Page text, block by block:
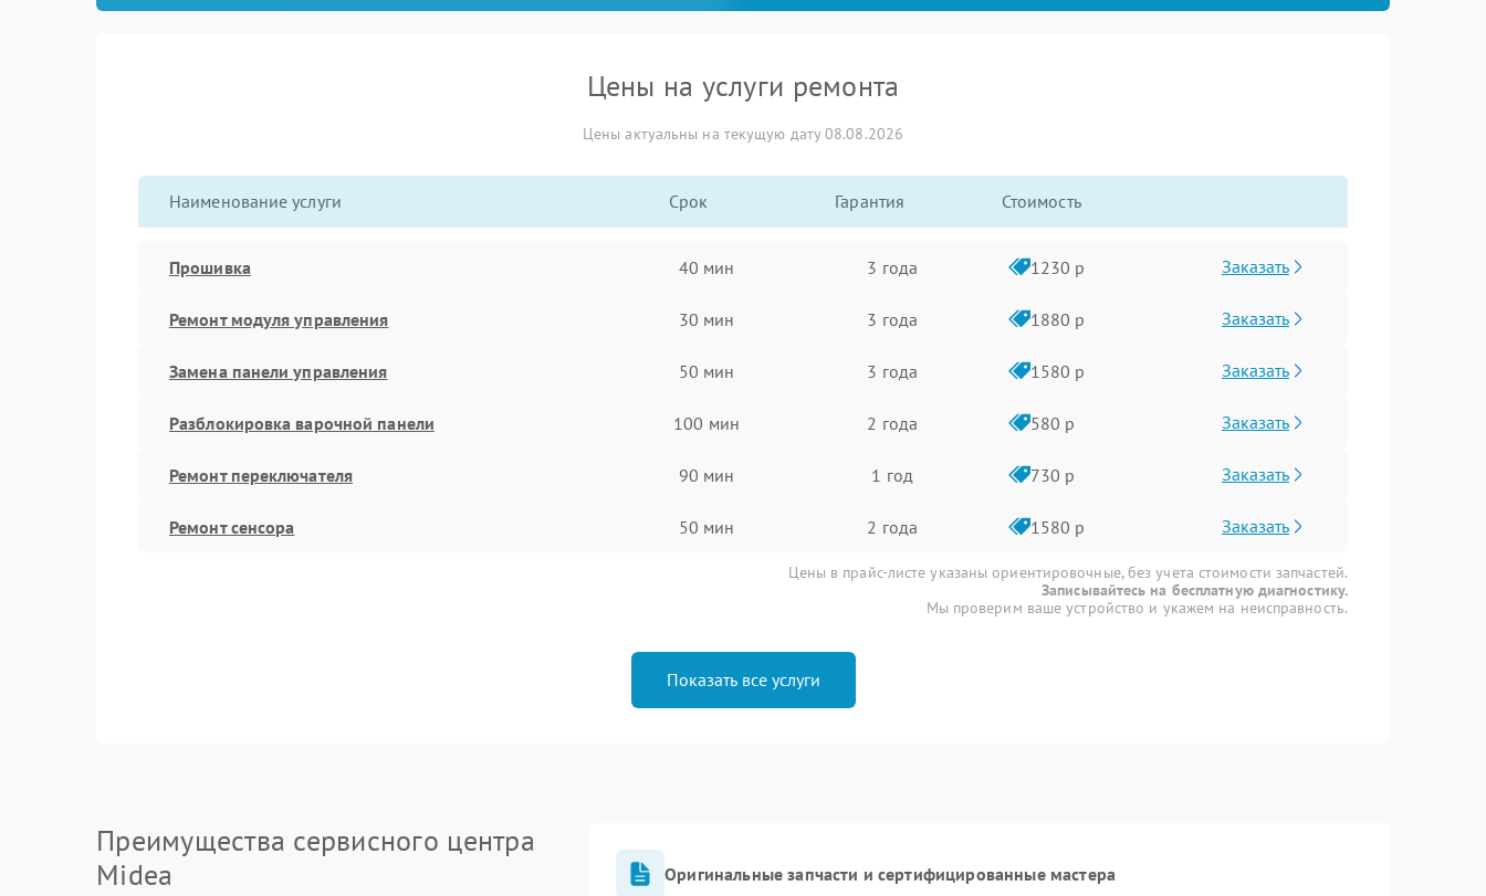
Цены на услуги ремонта
Цены актуальны на текущую дату 08.08.2026
Наименование услуги Срок Гарантия Стоимость
Прошивка 40 мин 3 года 1230 р Заказать
Ремонт модуля управления 30 мин 3 года 1880 р Заказать
Замена панели управления 50 мин 3 года 1580 р Заказать
Разблокировка варочной панели 100 мин 2 года 580 р Заказать
Ремонт переключателя 90 мин 1 год 730 р Заказать
Ремонт сенсора 50 мин 2 года 1580 р Заказать
Цены в прайс-листе указаны ориентировочные, без учета стоимости запчастей.
Записывайтесь на бесплатную диагностику.
Мы проверим ваше устройство и укажем на неисправность.
Показать все услуги
Преимущества сервисного центра
Midea
Оригинальные запчасти и сертифицированные мастера